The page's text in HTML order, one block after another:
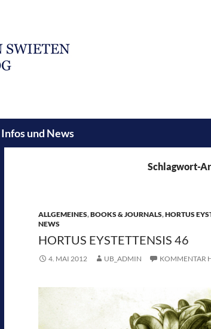
und News
Schlagwort-
ALLGEMEINES,BOOKS & JOURNALS,HORTUS
NEWS
HORTUS EYSTETTENSIS 46
4. MAI 2012 UB_ADMIN KOMMENTAR